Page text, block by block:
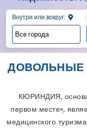
Внутри или вокруг:
ДОВОЛЬНЫЕ
КЮРИНДИЯ,
первом месте»,
медицинского